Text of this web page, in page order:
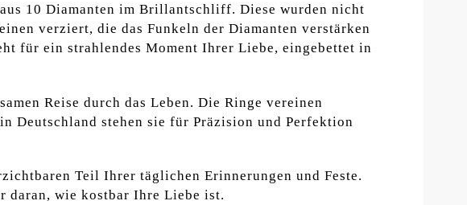
10 Diamanten im Brillantschliff. Diese wurden nicht
verziert, die das Funkeln der Diamanten verstärken
für ein strahlendes Moment Ihrer Liebe, eingebettet in
Reise durch das Leben. Die Ringe vereinen
Deutschland stehen sie für Präzision und Perfektion
Teil Ihrer täglichen Erinnerungen und Feste.
daran, wie kostbar Ihre Liebe ist.